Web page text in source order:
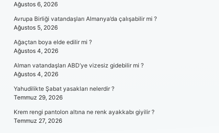
Ağustos 6, 2026
Avrupa Birliği vatandaşları Almanya’da çalışabilir mi ?
Ağustos 5, 2026
Ağaçtan boya elde edilir mi ?
Ağustos 4, 2026
Alman vatandaşları ABD’ye vizesiz gidebilir mi ?
Ağustos 4, 2026
Yahudilikte Şabat yasakları nelerdir ?
Temmuz 29, 2026
Krem rengi pantolon altına ne renk ayakkabı giyilir ?
Temmuz 27, 2026